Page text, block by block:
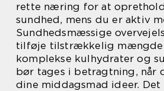
rette næring for at
sundhed, mens du er aktiv
Sundhedsmæssige
tilføje tilstrækkelig mængde
komplekse kulhydrater og
bør tages i betragtning, når
dine middagsmad ideer. Det